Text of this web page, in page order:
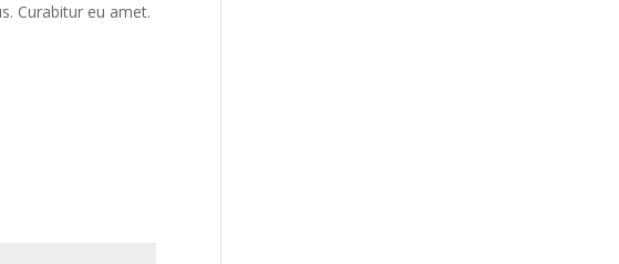
Curabitur eu amet.